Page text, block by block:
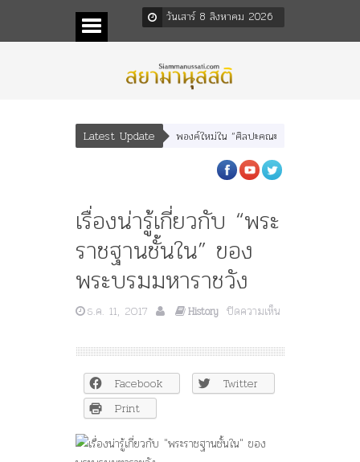
วันเสาร์ 8 สิงหาคม 2026
Latest Update
บุตร” และ “เทพีรัฐธรรมนูญ” เทพองค์ใหม่ใน “ศิลปะคณะราษฎร”
เรื่องน่ารู้เกี่ยวกับ “พระ
ราชฐานชั้นใน” ของ
พระบรมมหาราชวัง
ธ.ค. 11, 2017 History ปิดความเห็น
เรื่อง
น่า
เกี่ยว
“พระ
ราชฐาน
Facebook
Twitter
Print